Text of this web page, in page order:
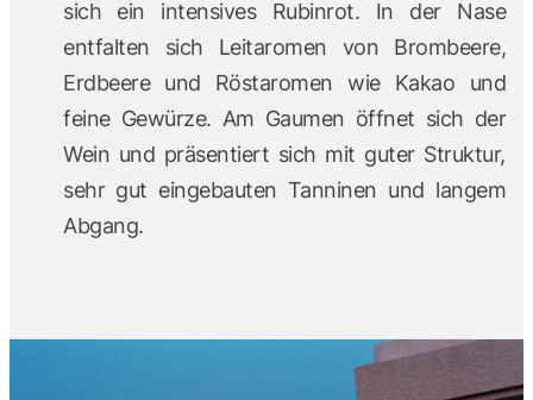
sich ein intensives Rubinrot. In der Nase
entfalten sich Leitaromen von Brombeere,
Erdbeere und Röstaromen wie Kakao und
feine Gewürze. Am Gaumen öffnet sich der
Wein und präsentiert sich mit guter Struktur,
sehr gut eingebauten Tanninen und langem
Abgang.